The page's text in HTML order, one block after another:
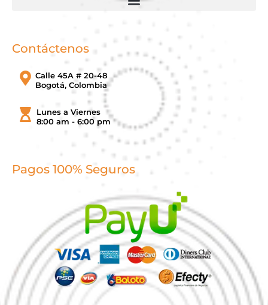
Contáctenos
Calle 45A # 20-48
Bogotá, Colombia
Lunes a Viernes
8:00 am - 6:00 pm
Pagos 100% Seguros